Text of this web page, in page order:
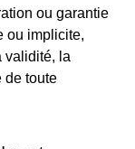
ou garantie
ou implicite,
validité, la
de toute